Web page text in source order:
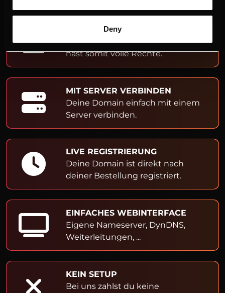
Deny
ADMIN- & OWNER-EINTRAG
Du bist Inhaber der Domain und
hast somit volle Rechte.
MIT SERVER VERBINDEN
Deine Domain einfach mit einem
Server verbinden.
LIVE REGISTRIERUNG
Deine Domain ist direkt nach
deiner Bestellung registriert.
EINFACHES WEBINTERFACE
Eigene Nameserver, DynDNS,
Weiterleitungen, ...
KEIN SETUP
Bei uns zahlst du keine